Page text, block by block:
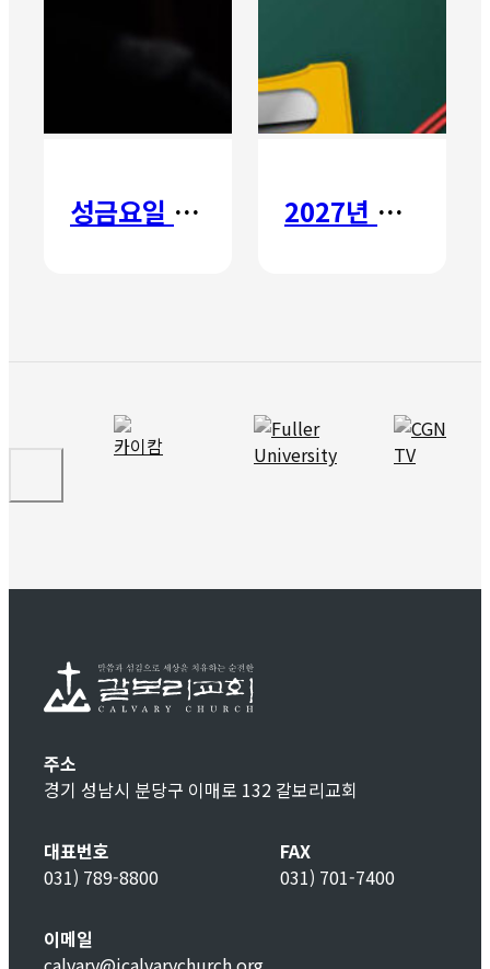
성금요일 칸타타 2027년 갈보리 어학원 유치부 신입생 모집
주소
경기 성남시 분당구 이매로 132 갈보리교회
대표번호
031) 789-8800
FAX
031) 701-7400
이메일